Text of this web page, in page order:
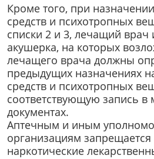
Кроме того, при
средств и психотропных
списки 2 и 3, лечащий
акушерка, на которых
лечащего врача должны
предыдущих назначениях
средств и психотропных
соответствующую запись в
документах.
Аптечным и иным
организациям запрещается
наркотические